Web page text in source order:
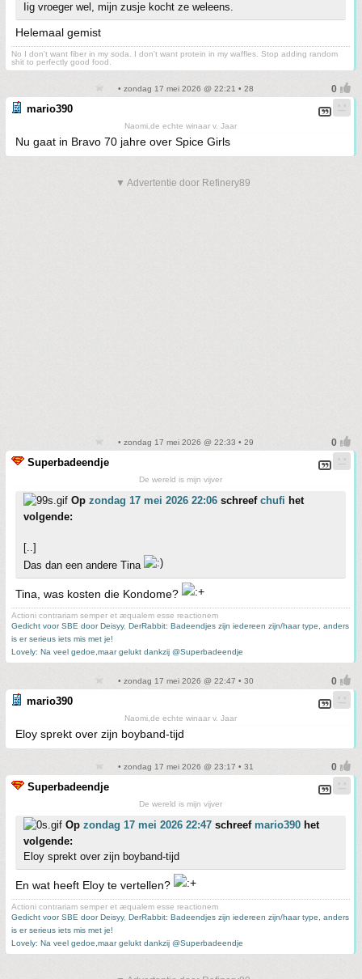
Iig vroeger wel, mijn zusje kocht ze weleens.
Helemaal gemist
No I don't want fiber in my soda. I don't want protein in my waffles. Stop adding random
shit to perfectly good food.
• zondag 17 mei 2026 @ 22:21 • 28
mario390
Naomi,de echte winaar v. Jaar
Nu gaat in Bravo 70 jahre over Spice Girls
▼ Advertentie door Refinery89
• zondag 17 mei 2026 @ 22:33 • 29
Superbadeendje
De wereld is mijn vijver
Op zondag 17 mei 2026 22:06 schreef chufi het
volgende:
[..]
Das dan een andere Tina
Tina, was kosten die Kondome?
Actioni contrariam semper et æqualem esse reactionem
Gedicht voor SBE door Deisyy, DerRabbit: Badeendjes zijn iedereen zijn/haar type, anders
is er serieus iets mis met je!
Lovely: Na veel gedoe,maar gelukt dankzij @Superbadeendje
• zondag 17 mei 2026 @ 22:47 • 30
mario390
Naomi,de echte winaar v. Jaar
Eloy sprekt over zijn boyband-tijd
• zondag 17 mei 2026 @ 23:17 • 31
Superbadeendje
De wereld is mijn vijver
Op zondag 17 mei 2026 22:47 schreef mario390 het
volgende:
Eloy sprekt over zijn boyband-tijd
En wat heeft Eloy te vertellen?
Actioni contrariam semper et æqualem esse reactionem
Gedicht voor SBE door Deisyy, DerRabbit: Badeendjes zijn iedereen zijn/haar type, anders
is er serieus iets mis met je!
Lovely: Na veel gedoe,maar gelukt dankzij @Superbadeendje